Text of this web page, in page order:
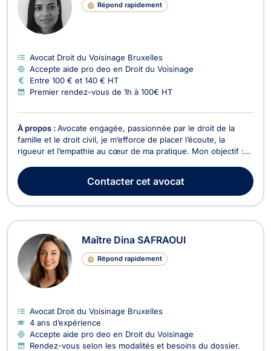
Répond rapidement
Avocat Droit du Voisinage Bruxelles
Accepte aide pro deo en Droit du Voisinage
Entre 100 € et 140 € HT
Premier rendez-vous de 1h à 100€ HT
À propos : Avocate engagée, passionnée par le droit de la
famille et le droit civil, je m’efforce de placer l’écoute, la
rigueur et l’empathie au cœur de ma pratique. Mon objectif :
sensibles, tout en vous apportant des solutions juridiques
concrètes et personnalisées. Formée aux modes a...
Contactercet avocat
Maître Dina SAFRAOUI
Répond rapidement
Avocat Droit du Voisinage Bruxelles
4 ans d’expérience
Accepte aide pro deo en Droit du Voisinage
Rendez-vous selon les modalités et besoins du dossier.